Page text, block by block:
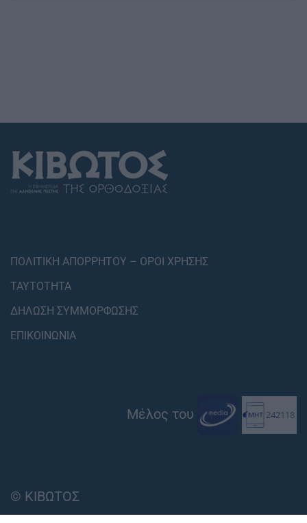
ΠΟΛΙΤΙΚΗ ΑΠΟΡΡΗΤΟΥ – ΟΡΟΙ ΧΡΗΣΗΣ
ΤΑΥΤΟΤΗΤΑ
ΔΗΛΩΣΗ ΣΥΜΜΟΡΦΩΣΗΣ
ΕΠΙΚΟΙΝΩΝΙΑ
Μέλος του
© ΚΙΒΩΤΟΣ